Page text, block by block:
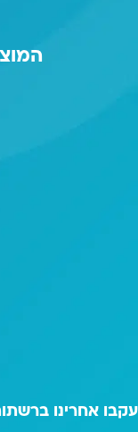
עקבו אחרינו